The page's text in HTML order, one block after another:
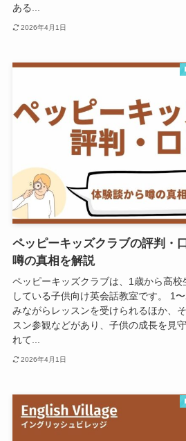
ある...
2026年4月1日
ペッピーキッズクラブの評判・
噂の真相を解説
ペッピーキッズクラブは、1歳から高
している子供向け英会話教室です。 1
みながらレッスンを受けられるほか、
スン参観などがあり、子供の成長を見
れて...
2026年4月1日